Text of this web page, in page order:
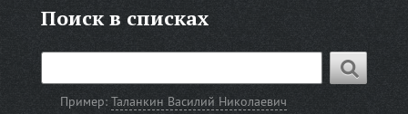
Поиск в списках
Пример:Таланкин Василий Николаевич